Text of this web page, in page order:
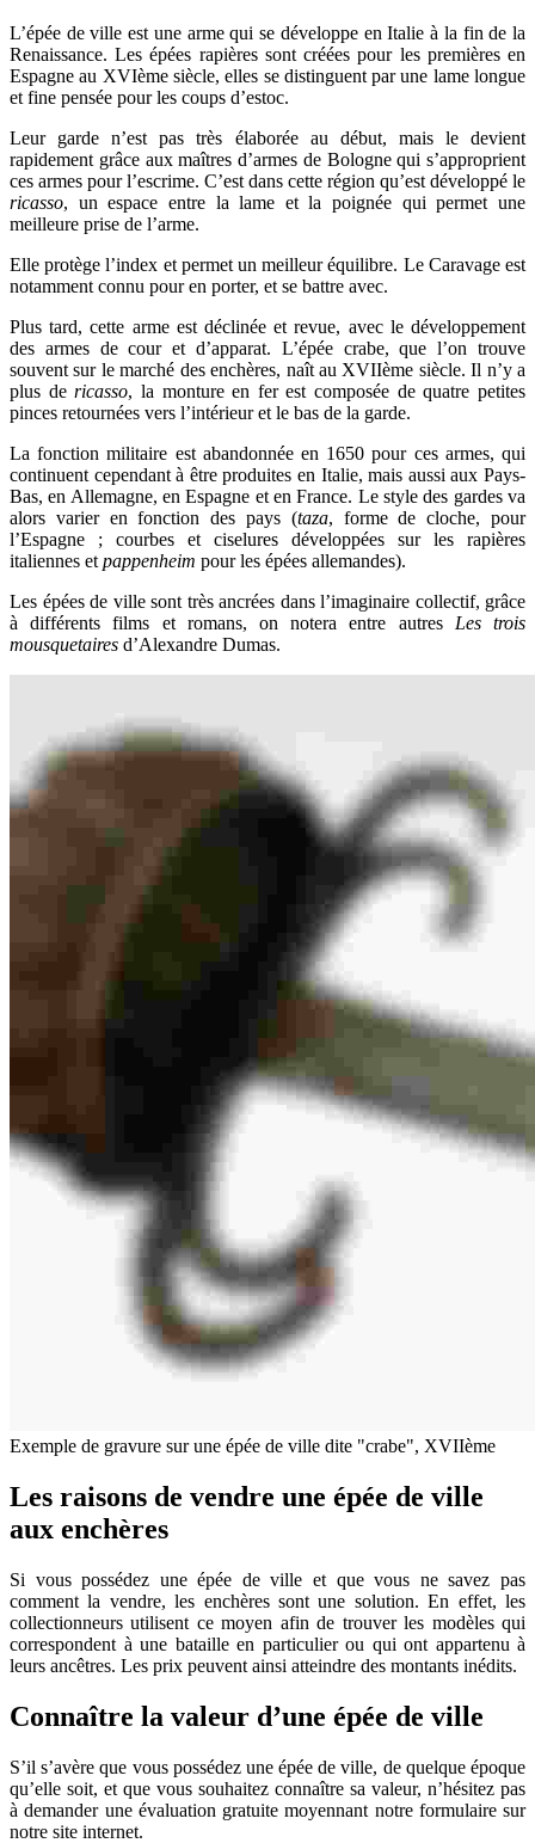
L’épée de ville est une arme qui se développe en Italie à la fin de la
Renaissance. Les épées rapières sont créées pour les premières en
Espagne au XVIème siècle, elles se distinguent par une lame longue
et fine pensée pour les coups d’estoc.
Leur garde n’est pas très élaborée au début, mais le devient
rapidement grâce aux maîtres d’armes de Bologne qui s’approprient
ces armes pour l’escrime. C’est dans cette région qu’est développé le
ricasso, un espace entre la lame et la poignée qui permet une
meilleure prise de l’arme.
Elle protège l’index et permet un meilleur équilibre. Le Caravage est
notamment connu pour en porter, et se battre avec.
Plus tard, cette arme est déclinée et revue, avec le développement
des armes de cour et d’apparat. L’épée crabe, que l’on trouve
souvent sur le marché des enchères, naît au XVIIème siècle. Il n’y a
plus dericasso, la monture en fer est composée de quatre petites
pinces retournées vers l’intérieur et le bas de la garde.
La fonction militaire est abandonnée en 1650 pour ces armes, qui
continuent cependant à être produites en Italie, mais aussi aux Pays-
Bas, en Allemagne, en Espagne et en France. Le style des gardes va
alors varier en fonction des pays (taza, forme de cloche, pour
l’Espagne ; courbes et ciselures développées sur les rapières
italiennes et pappenheim pour les épées allemandes).
Les épées de ville sont très ancrées dans l’imaginaire collectif, grâce
à différents films et romans, on notera entre autres Les trois
mousquetaires d’Alexandre Dumas.
Exemple de gravure sur une épée de ville dite "crabe", XVIIème
Les raisons de vendre une épée de ville
aux enchères
Si vous possédez une épée de ville et que vous ne savez pas
comment la vendre, les enchères sont une solution. En effet, les
collectionneurs utilisent ce moyen afin de trouver les modèles qui
correspondent à une bataille en particulier ou qui ont appartenu à
leurs ancêtres. Les prix peuvent ainsi atteindre des montants inédits.
Connaître la valeur d’une épée de ville
S’il s’avère que vous possédez une épée de ville, de quelque époque
qu’elle soit, et que vous souhaitez connaître sa valeur, n’hésitez pas
à demander une évaluation gratuite moyennant notre formulaire sur
notre site internet.